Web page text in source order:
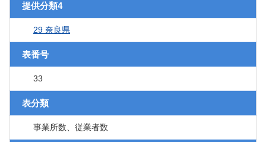
提供分類4
29 奈良県
表番号
33
表分類
事業所数、従業者数